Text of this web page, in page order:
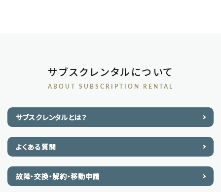
サブスクレンタルについて
ABOUT SUBSCRIPTION RENTAL
サブスクレンタルとは？
よくある質問
故障・交換・解約・移動申請